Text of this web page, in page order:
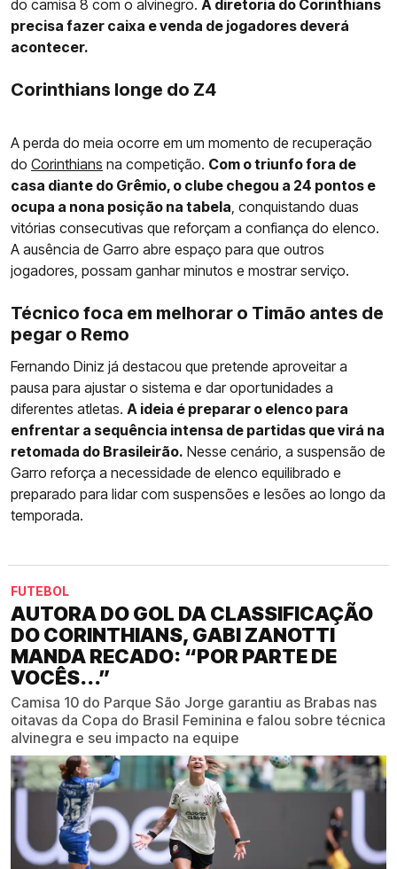
do camisa 8 com o alvinegro. A diretoria do Corinthians
precisa fazer caixa e venda de jogadores deverá
acontecer.
Corinthians longe do Z4
A perda do meia ocorre em um momento de recuperação
do Corinthians na competição. Com o triunfo fora de
casa diante do Grêmio, o clube chegou a 24 pontos e
ocupa a nona posição na tabela, conquistando duas
vitórias consecutivas que reforçam a confiança do elenco.
A ausência de Garro abre espaço para que outros
jogadores, possam ganhar minutos e mostrar serviço.
Técnico foca em melhorar o Timão antes de
pegar o Remo
Fernando Diniz já destacou que pretende aproveitar a
pausa para ajustar o sistema e dar oportunidades a
diferentes atletas. A ideia é preparar o elenco para
enfrentar a sequência intensa de partidas que virá na
retomada do Brasileirão. Nesse cenário, a suspensão de
Garro reforça a necessidade de elenco equilibrado e
preparado para lidar com suspensões e lesões ao longo da
temporada.
FUTEBOL
AUTORA DO GOL DA CLASSIFICAÇÃO
DO CORINTHIANS, GABI ZANOTTI
MANDA RECADO: “POR PARTE DE
VOCÊS...”
Camisa 10 do Parque São Jorge garantiu as Brabas nas
oitavas da Copa do Brasil Feminina e falou sobre técnica
alvinegra e seu impacto na equipe